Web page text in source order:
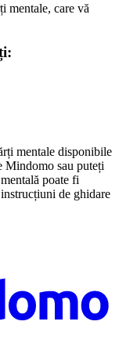
mentale, care vă
mentale disponibile
Mindomo sau puteți
poate fi
de ghidare